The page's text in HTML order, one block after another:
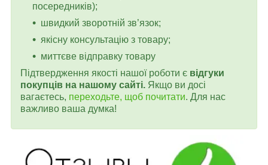
посередників);
швидкий зворотній зв’язок;
якісну консультацію з товару;
миттєве відправку товару
Підтвердження якості нашої роботи є відгуки
покупців на нашому сайті. Якщо ви досі
вагаєтесь, переходьте, щоб почитати. Для нас
важливо ваша думка!